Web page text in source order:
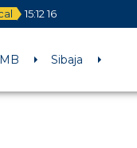
15:12 16
Sibaja